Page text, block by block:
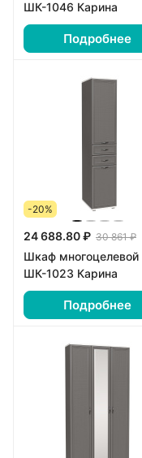
ШК-1046 Карина
Подробнее
-20%
24 688.80 ₽ 30 861 ₽
Шкаф многоцелевой
ШК-1023 Карина
Подробнее